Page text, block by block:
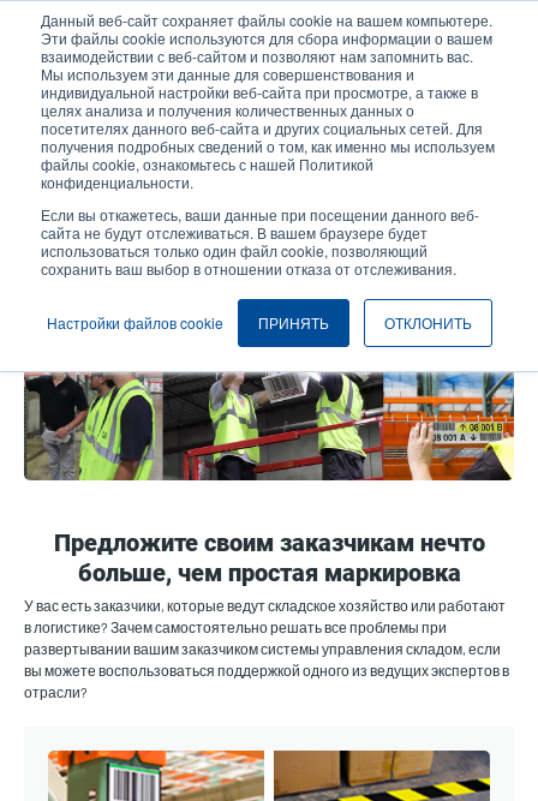
Данный веб-сайт сохраняет файлы cookie на вашем компьютере.
Эти файлы cookie используются для сбора информации о вашем
взаимодействии с веб-сайтом и позволяют нам запомнить вас.
Мы используем эти данные для совершенствования и
индивидуальной настройки веб-сайта при просмотре, а также в
целях анализа и получения количественных данных о
посетителях данного веб-сайта и других социальных сетей. Для
получения подробных сведений о том, как именно мы используем
файлы cookie, ознакомьтесь с нашей Политикой
конфиденциальности.
Если вы откажетесь, ваши данные при посещении данного веб-
сайта не будут отслеживаться. В вашем браузере будет
использоваться только один файл cookie, позволяющий
сохранить ваш выбор в отношении отказа от отслеживания.
Настройки файлов cookie ПРИНЯТЬ ОТКЛОНИТЬ
основному
содержанию
User
account
menu
User
Header
Селектор изделий
Связаться с отделом продаж
Товары DLS для оформления
склада
Предложите своим заказчикам нечто
больше, чем простая маркировка
У вас есть заказчики, которые ведут складское хозяйство или работают
в логистике? Зачем самостоятельно решать все проблемы при
развертывании вашим заказчиком системы управления складом, если
вы можете воспользоваться поддержкой одного из ведущих экспертов в
отрасли?